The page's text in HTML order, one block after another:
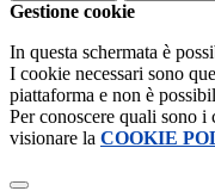
Gestione cookie
In questa schermata è
I cookie necessari sono
piattaforma e non è
Per conoscere quali sono i
visionare la COOKIE